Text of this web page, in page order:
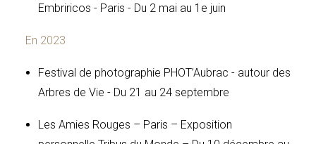
Embriricos - Paris - Du 2 mai au 1e juin
En 2023
Festival de photographie PHOT’Aubrac - autour des
Arbres de Vie - Du 21 au 24 septembre
Les Amies Rouges – Paris – Exposition